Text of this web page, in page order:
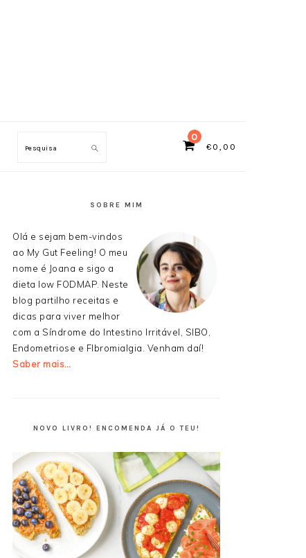
0
€ 0,00
Search
SOBRE MIM
Olá e sejam bem-vindos
ao My Gut Feeling! O meu
nome é Joana e sigo a
dieta low FODMAP. Neste
blog partilho receitas e
dicas para viver melhor
com a Síndrome do Intestino Irritável, SIBO,
Endometriose e FIbromialgia. Venham daí!
Saber mais…
NOVO LIVRO! ENCOMENDA JÁ O TEU!